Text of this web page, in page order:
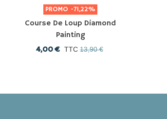
PROMO -71,22%
Course De Loup Diamond
Painting
4,00 € TTC 13,90 €